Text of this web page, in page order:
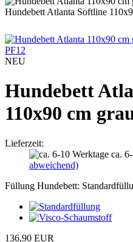
Hundebett Atlanta Softline
PF12
NEU
Hundebett
110x90 cm
Lieferzeit:
ca.
abweichend)
Füllung Hundebett:
136,90 EUR